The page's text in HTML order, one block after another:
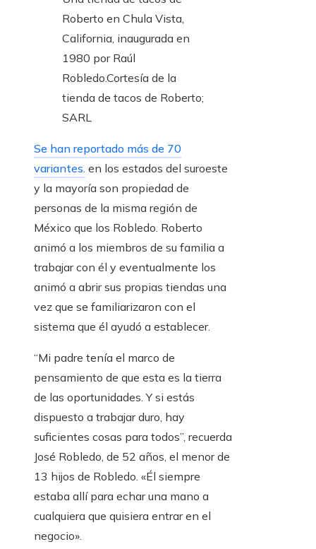
Roberto en Chula Vista,
California, inaugurada en
1980 por Raúl
Robledo.Cortesía de la
tienda de tacos de Roberto;
SARL
Se han reportado más de 70
variantes. en los estados del suroeste
y la mayoría son propiedad de
personas de la misma región de
México que los Robledo. Roberto
animó a los miembros de su familia a
trabajar con él y eventualmente los
animó a abrir sus propias tiendas una
vez que se familiarizaron con el
sistema que él ayudó a establecer.
“Mi padre tenía el marco de
pensamiento de que esta es la tierra
de las oportunidades. Y si estás
dispuesto a trabajar duro, hay
suficientes cosas para todos”, recuerda
José Robledo, de 52 años, el menor de
13 hijos de Robledo. «Él siempre
estaba allí para echar una mano a
cualquiera que quisiera entrar en el
negocio».